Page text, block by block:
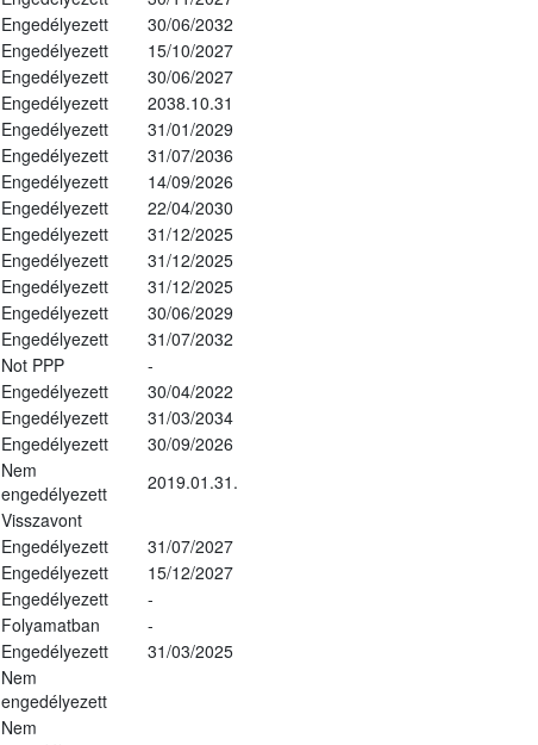
Engedélyezett
30/06/2032
Engedélyezett
15/10/2027
Engedélyezett
30/06/2027
Engedélyezett
2038.10.31
Engedélyezett
31/01/2029
Engedélyezett
31/07/2036
Engedélyezett
14/09/2026
Engedélyezett
22/04/2030
Engedélyezett
31/12/2025
Engedélyezett
31/12/2025
Engedélyezett
31/12/2025
Engedélyezett
30/06/2029
Engedélyezett
31/07/2032
Not PPP
-
Engedélyezett
30/04/2022
Engedélyezett
31/03/2034
Engedélyezett
30/09/2026
Nem
engedélyezett
2019.01.31.
Visszavont
Engedélyezett
31/07/2027
Engedélyezett
15/12/2027
Engedélyezett
-
Folyamatban
-
Engedélyezett
31/03/2025
Nem
engedélyezett
Nem